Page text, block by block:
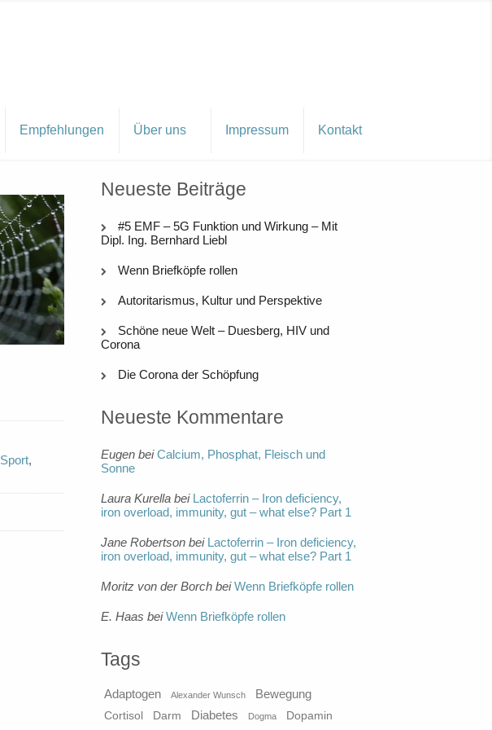
Empfehlungen Über uns Impressum Kontakt
Sport,
Neueste Beiträge
#5 EMF – 5G Funktion und Wirkung – Mit
Dipl. Ing. Bernhard Liebl
Wenn Briefköpfe rollen
Autoritarismus, Kultur und Perspektive
Schöne neue Welt – Duesberg, HIV und
Corona
Die Corona der Schöpfung
Neueste Kommentare
Eugen beiCalcium, Phosphat, Fleisch und
Sonne
Laura Kurella bei Lactoferrin – Iron deficiency,
iron overload, immunity, gut – what else? Part 1
Jane Robertson bei Lactoferrin – Iron deficiency,
iron overload, immunity, gut – what else? Part 1
Moritz von der Borch beiWenn Briefköpfe rollen
E. Haas beiWenn Briefköpfe rollen
Tags
Adaptogen Alexander Wunsch Bewegung
Cortisol Darm Diabetes Dogma Dopamin